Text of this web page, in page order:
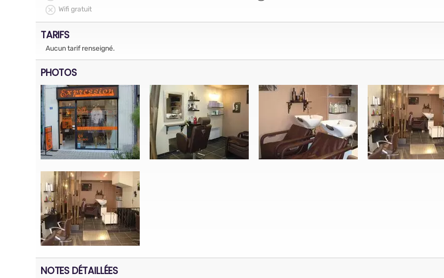
Wifi gratuit
TARIFS
Aucun tarif renseigné.
PHOTOS
NOTES DÉTAILLÉES